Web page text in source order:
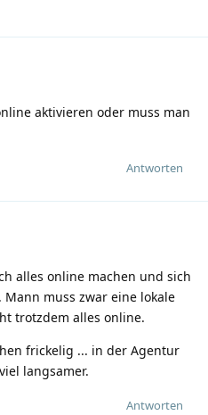
aktivieren oder muss man
Antworten
alles online machen und sich
Mann muss zwar eine lokale
trotzdem alles online.
frickelig ... in der Agentur
langsamer.
Antworten